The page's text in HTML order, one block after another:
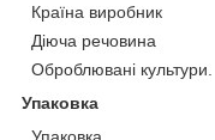
Країна виробник
Діюча речовина
Оброблювані культури.
Упаковка
Упаковка